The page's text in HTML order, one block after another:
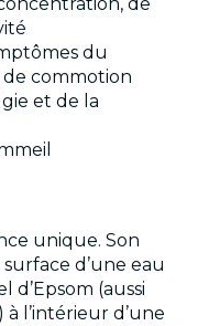
de
du
commotion
et de la
unique. Son
d’une eau
d’Epsom (aussi
l’intérieur d’une